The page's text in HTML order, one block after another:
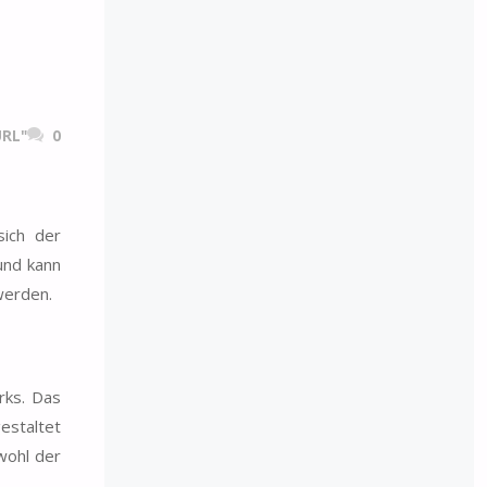
0
der
kann
Das
der